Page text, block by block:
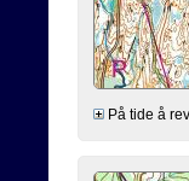
På tide å